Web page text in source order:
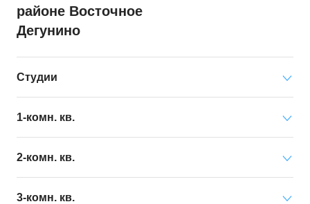
районе Восточное
Дегунино
Студии
Минимальная цена от 19 519 000 ₽
1-комн. кв.
Минимальная цена от 27 041 000 ₽
2-комн. кв.
Минимальная цена от 32 832 000 ₽
3-комн. кв.